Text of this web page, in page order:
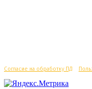
Согласие на обработку ПД